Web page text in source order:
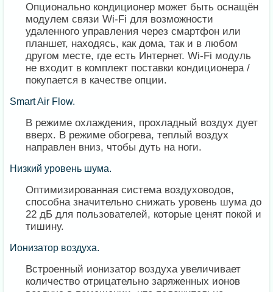
Опционально кондиционер может быть оснащён
модулем связи Wi-Fi для возможности
удаленного управления через смартфон или
планшет, находясь, как дома, так и в любом
другом месте, где есть Интернет. Wi-Fi модуль
не входит в комплект поставки кондиционера /
покупается в качестве опции.
Smart Air Flow.
В режиме охлаждения, прохладный воздух дует
вверх. В режиме обогрева, теплый воздух
направлен вниз, чтобы дуть на ноги.
Низкий уровень шума.
Оптимизированная система воздуховодов,
способна значительно снижать уровень шума до
22 дБ для пользователей, которые ценят покой и
тишину.
Ионизатор воздуха.
Встроенный ионизатор воздуха увеличивает
количество отрицательно заряженных ионов